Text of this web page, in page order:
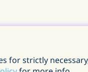
for strictly